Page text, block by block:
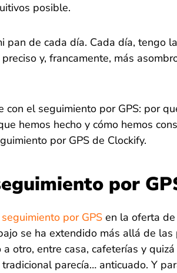
posible.
pan de cada día. Cada día, tengo
y, francamente, más
el seguimiento por GPS: por
hemos hecho y cómo hemos
por GPS de Clockify.
por
seguimiento por GPSen la oferta de
se ha extendido más allá de las
otro, entre casa, cafeterías y
parecía… anticuado. Y